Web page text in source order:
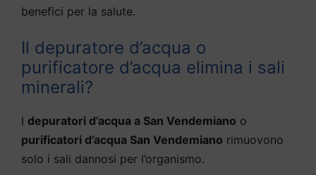
benefici per la salute.
Il depuratore d’acqua o
purificatore d’acqua elimina i sali
minerali?
I depuratori d’acqua a San Vendemiano o
purificatori d’acqua San Vendemiano rimuovono
solo i sali dannosi per l’organismo.